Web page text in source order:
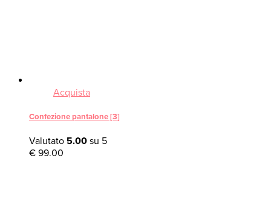
Acquista
Confezione pantalone [3]
Valutato 5.00 su 5
€ 99.00